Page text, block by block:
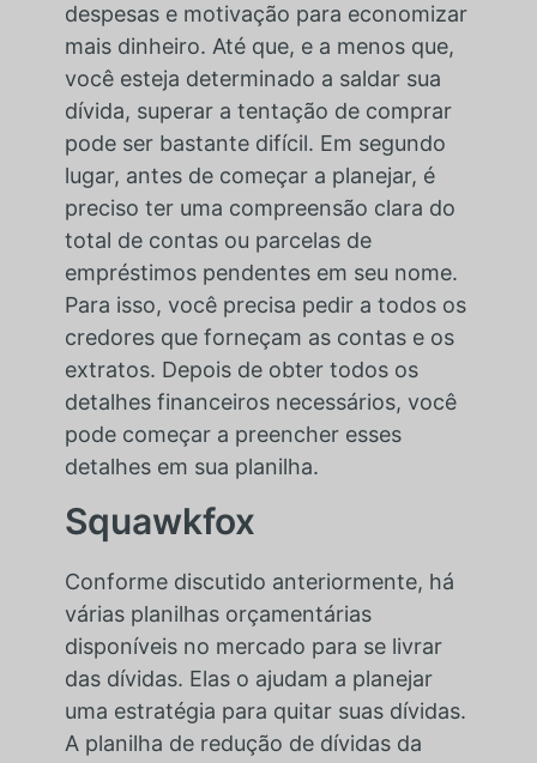
despesas e motivação para economizar
mais dinheiro. Até que, e a menos que,
você esteja determinado a saldar sua
dívida, superar a tentação de comprar
pode ser bastante difícil. Em segundo
lugar, antes de começar a planejar, é
preciso ter uma compreensão clara do
total de contas ou parcelas de
empréstimos pendentes em seu nome.
Para isso, você precisa pedir a todos os
credores que forneçam as contas e os
extratos. Depois de obter todos os
detalhes financeiros necessários, você
pode começar a preencher esses
detalhes em sua planilha.
Squawkfox
Conforme discutido anteriormente, há
várias planilhas orçamentárias
disponíveis no mercado para se livrar
das dívidas. Elas o ajudam a planejar
uma estratégia para quitar suas dívidas.
A planilha de redução de dívidas da